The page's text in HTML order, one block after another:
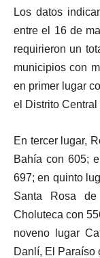
Los datos
entre el 16 de
requirieron un
municipios con
en primer lugar
el Distrito Central
En tercer lugar,
Bahía con 605;
697; en quinto
Santa Rosa
Choluteca con
noveno lugar
Danlí, El Paraíso